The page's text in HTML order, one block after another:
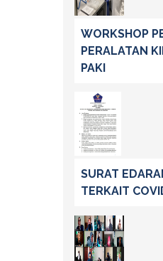
WORKSHOP
PERALATAN
PAKI
SURAT
TERKAIT